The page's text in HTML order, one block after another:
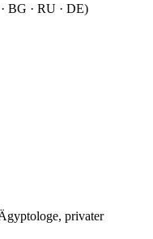
BG · RU · DE)
privater